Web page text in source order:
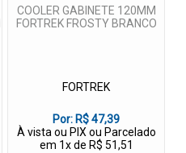
COOLER GABINETE 120MM
FORTREK FROSTY BRANCO
FORTREK
Por: R$ 47,39
À vista ou PIX ou Parcelado
em 1x de R$ 51,51